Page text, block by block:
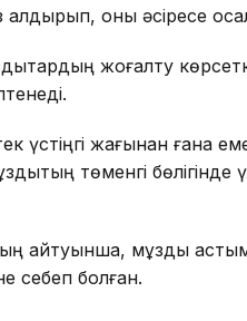
қалдырып, оны әсіресе
жоғалту
үстіңгі жағынан ғана
төменгі бөлігінде
айтуынша, мұздық
себеп болған.